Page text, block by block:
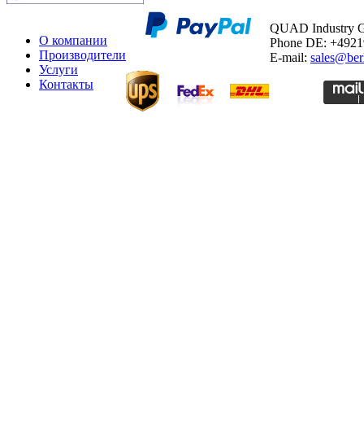
О компании
Производители
Услуги
Контакты
QUAD Industry
Phone DE:
E-mail: